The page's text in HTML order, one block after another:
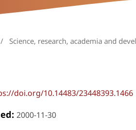
/ Science, research, academia and
doi.org/10.14483/23448393.1466
2000-11-30